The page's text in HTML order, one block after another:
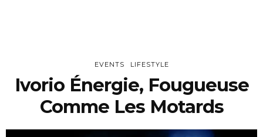
EVENTS LIFESTYLE
Ivorio Énergie, Fougueuse
Comme Les Motards